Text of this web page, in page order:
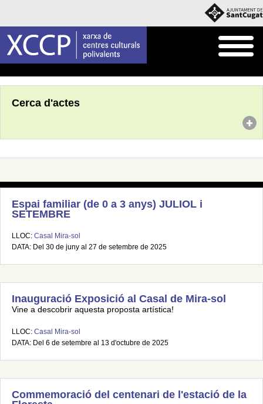
Cerca d'actes
Espai familiar (de 0 a 3 anys) JULIOL i
SETEMBRE
LLOC: Casal Mira-sol
DATA: Del 30 de juny al 27 de setembre de 2025
Inauguració Exposició al Casal de Mira-sol
Vine a descobrir aquesta proposta artística!
LLOC: Casal Mira-sol
DATA: Del 6 de setembre al 13 d'octubre de 2025
Commemoració del centenari de l'estació de la